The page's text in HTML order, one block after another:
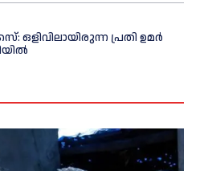
ഒളിവിലായിരുന്ന പ്രതി ഉമര്‍